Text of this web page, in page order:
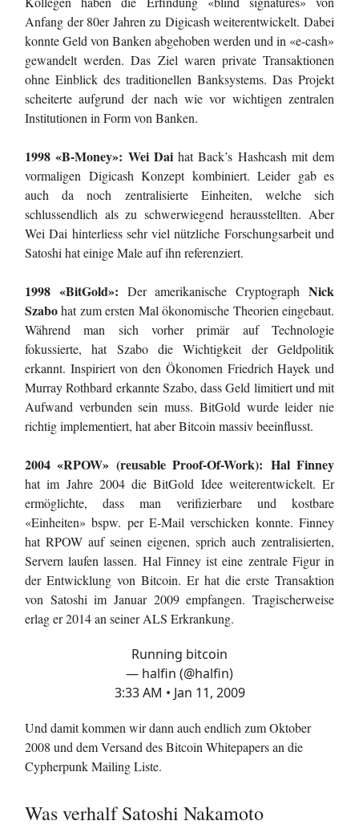
Anfang der 80er Jahren zu Digicash weiterentwickelt. Dabei
konnte Geld von Banken abgehoben werden und in «e-cash»
gewandelt werden. Das Ziel waren private Transaktionen
ohne Einblick des traditionellen Banksystems. Das Projekt
scheiterte aufgrund der nach wie vor wichtigen zentralen
Institutionen in Form von Banken.
1998 «B-Money»: Wei Dai hat Back’s Hashcash mit dem
vormaligen Digicash Konzept kombiniert. Leider gab es
auch da noch zentralisierte Einheiten, welche sich
schlussendlich als zu schwerwiegend herausstellten. Aber
Wei Dai hinterliess sehr viel nützliche Forschungsarbeit und
Satoshi hat einige Male auf ihn referenziert.
1998 «BitGold»: Der amerikanische CryptographNick
Szabohat zum ersten Mal ökonomische Theorien eingebaut.
Während man sich vorher primär auf Technologie
fokussierte, hat Szabo die Wichtigkeit der Geldpolitik
erkannt. Inspiriert von den Ökonomen Friedrich Hayek und
Murray Rothbard erkannte Szabo, dass Geld limitiert und mit
Aufwand verbunden sein muss. BitGold wurde leider nie
richtig implementiert, hat aber Bitcoin massiv beeinflusst.
2004 «RPOW» (reusable Proof-Of-Work): Hal Finney
hat im Jahre 2004 die BitGold Idee weiterentwickelt. Er
ermöglichte, dass man verifizierbare und kostbare
«Einheiten» bspw. per E-Mail verschicken konnte. Finney
hat RPOW auf seinen eigenen, sprich auch zentralisierten,
Servern laufen lassen. Hal Finney ist eine zentrale Figur in
der Entwicklung von Bitcoin. Er hat die erste Transaktion
von Satoshi im Januar 2009 empfangen. Tragischerweise
erlag er 2014 an seiner ALS Erkrankung.
Running bitcoin
— halfin (@halfin)
3:33 AM • Jan 11, 2009
Und damit kommen wir dann auch endlich zum Oktober
2008 und dem Versand des Bitcoin Whitepapers an die
Cypherpunk Mailing Liste.
Was verhalf Satoshi Nakamoto